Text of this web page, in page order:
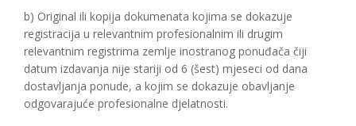
b) Original ili kopija dokumenata kojima se dokazuje
registracija u relevantnim profesionalnim ili drugim
relevantnim registrima zemlje inostranog ponuđača čiji
datum izdavanja nije stariji od 6 (šest) mjeseci od dana
dostavljanja ponude, a kojim se dokazuje obavljanje
odgovarajuće profesionalne djelatnosti.